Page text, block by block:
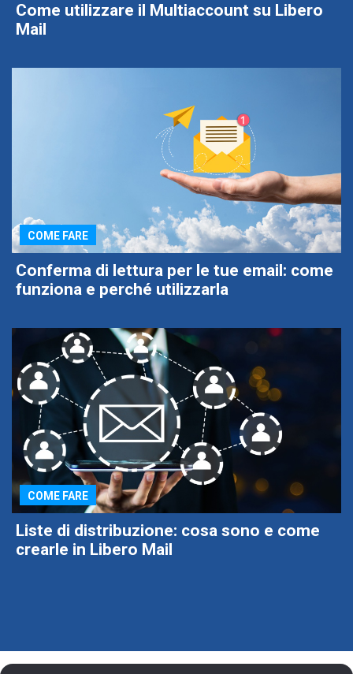
Come utilizzare il Multiaccount su Libero
Mail
COME FARE
Conferma di lettura per le tue email: come
funziona e perché utilizzarla
COME FARE
Liste di distribuzione: cosa sono e come
crearle in Libero Mail